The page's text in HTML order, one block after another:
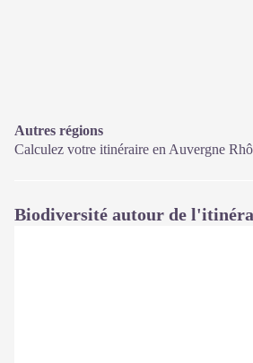
Autres régions
Calculez votre itinéraire en Auvergne
Biodiversité autour de